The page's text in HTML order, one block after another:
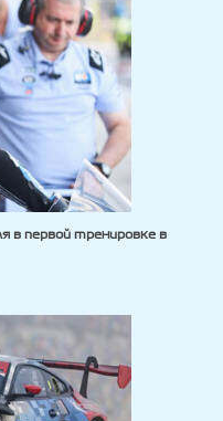
в первой тренировке в